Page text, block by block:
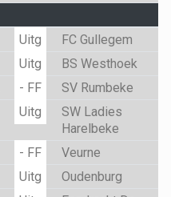
Uitg FC Gullegem
Uitg BS Westhoek
- FF SV Rumbeke
Uitg
SW Ladies
Harelbeke
- FF Veurne
Uitg Oudenburg